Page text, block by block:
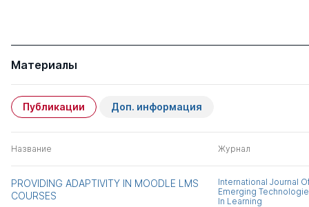
Материалы
Публикации Доп. информация
Название Журнал
PROVIDING ADAPTIVITY IN MOODLE LMS
COURSES
International Journal
Emerging
In Learning